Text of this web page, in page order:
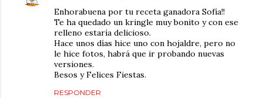
Enhorabuena por tu receta ganadora Sofía!!
Te ha quedado un kringle muy bonito y con ese
relleno estaría delicioso.
Hace unos días hice uno con hojaldre, pero no
le hice fotos, habrá que ir probando nuevas
versiones.
Besos y Felices Fiestas.
RESPONDER